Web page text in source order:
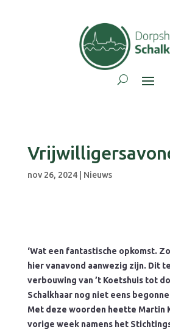
nov 26, 2024| Nieuws
‘Wat een fantastische opkomst.
hier vanavond aanwezig zijn. Dit
verbouwing van ’t Koetshuis tot
Schalkhaar nog niet eens
Met deze woorden heette Martin
vorige week namens het